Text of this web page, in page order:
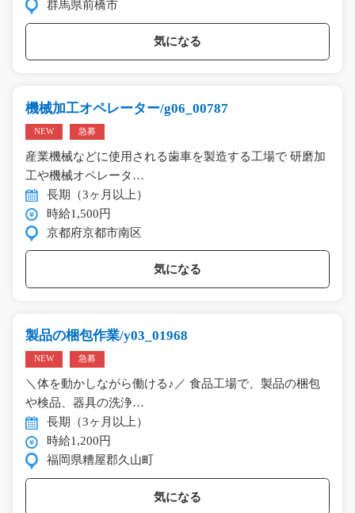
群馬県前橋市
気になる
機械加工オペレーター/g06_00787
NEW 急募
産業機械などに使用される歯車を製造する工場で 研磨加
工や機械オペレータ…
長期（3ヶ月以上）
時給1,500円
京都府京都市南区
気になる
製品の梱包作業/y03_01968
NEW 急募
＼体を動かしながら働ける♪／ 食品工場で、製品の梱包
や検品、器具の洗浄…
長期（3ヶ月以上）
時給1,200円
福岡県糟屋郡久山町
気になる